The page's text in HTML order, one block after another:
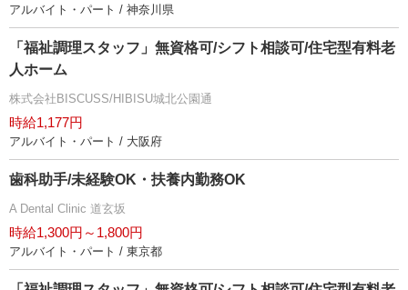
アルバイト・パート / 神奈川県
「福祉調理スタッフ」無資格可/シフト相談可/住宅型有料老
人ホーム
株式会社BISCUSS/HIBISU城北公園通
時給1,177円
アルバイト・パート / 大阪府
歯科助手/未経験OK・扶養内勤務OK
A Dental Clinic 道玄坂
時給1,300円～1,800円
アルバイト・パート / 東京都